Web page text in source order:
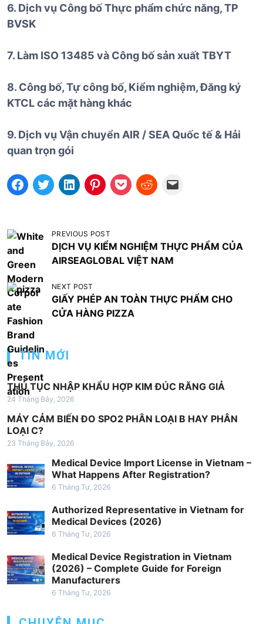
6. Dịch vụ Công bố Thực phẩm chức năng, TP
BVSK
7. Làm ISO 13485 và Công bố sản xuất TBYT
8. Công bố, Tự công bố, Kiểm nghiệm, Đăng ký
KTCL các mặt hàng khác
9. Dịch vụ Vận chuyển AIR / SEA Quốc tế & Hải
quan trọn gói
Đ
i
ề
u
h
ư
ớ
n
g
b
à
i
v
i
ế
PREVIOUS POST
DỊCH VỤ KIỂM NGHIỆM THỰC PHẨM CỦA
AIRSEAGLOBAL VIỆT NAM
NEXT POST
GIẤY PHÉP AN TOÀN THỰC PHẨM CHO
CỬA HÀNG PIZZA
TIN MỚI
THỦ TỤC NHẬP KHẨU HỢP KIM ĐÚC RĂNG GIẢ
24 Tháng Bảy, 2026
MÁY CẢM BIẾN ĐO SPO2 PHÂN LOẠI B HAY PHÂN
LOẠI C?
23 Tháng Bảy, 2026
Medical Device Import License in Vietnam –
What Happens After Registration?
6 Tháng Tư, 2026
Authorized Representative in Vietnam for
Medical Devices (2026)
6 Tháng Tư, 2026
Medical Device Registration in Vietnam
(2026) – Complete Guide for Foreign
Manufacturers
6 Tháng Tư, 2026